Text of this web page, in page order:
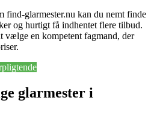
find-glarmester.nu kan du nemt finde
og hurtigt få indhentet flere tilbud.
vælge en kompetent fagmand, der
glarmester i